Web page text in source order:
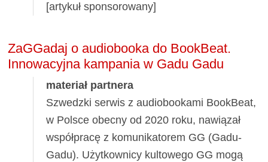
[artykuł sponsorowany]
ZaGGadaj o audiobooka do BookBeat.
Innowacyjna kampania w Gadu Gadu
materiał partnera
Szwedzki serwis z audiobookami BookBeat,
w Polsce obecny od 2020 roku, nawiązał
współpracę z komunikatorem GG (Gadu-
Gadu). Użytkownicy kultowego GG mogą